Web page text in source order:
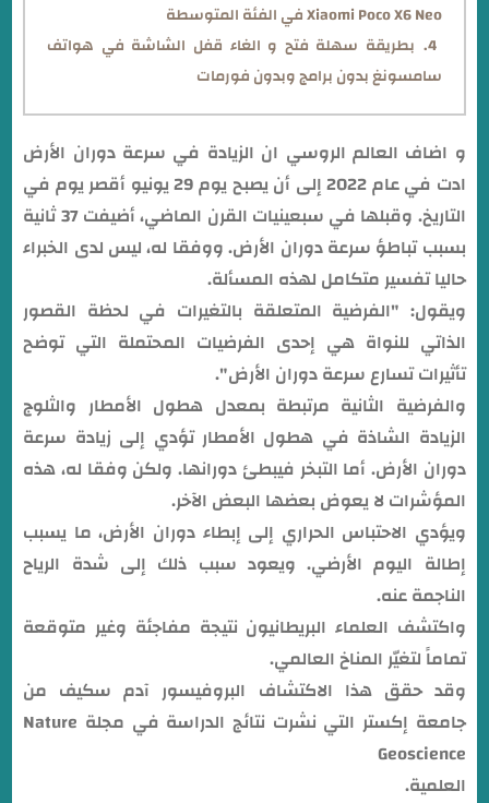
Xiaomi Poco X6 Neo في الفئة المتوسطة
بطريقة سهلة فتح و الغاء قفل الشاشة في هواتف
سامسونغ بدون برامج وبدون فورمات
و اضاف العالم الروسي ان الزيادة في سرعة دوران الأرض
ادت في عام 2022 إلى أن يصبح يوم 29 يونيو أقصر يوم في
التاريخ. وقبلها في سبعينيات القرن الماضي، أضيفت 37 ثانية
بسبب تباطؤ سرعة دوران الأرض. ووفقا له، ليس لدى الخبراء
حاليا تفسير متكامل لهذه المسألة.
ويقول: "الفرضية المتعلقة بالتغيرات في لحظة القصور
الذاتي للنواة هي إحدى الفرضيات المحتملة التي توضح
تأثيرات تسارع سرعة دوران الأرض".
والفرضية الثانية مرتبطة بمعدل هطول الأمطار والثلوج
الزيادة الشاذة في هطول الأمطار تؤدي إلى زيادة سرعة
دوران الأرض. أما التبخر فيبطئ دورانها. ولكن وفقا له، هذه
المؤشرات لا يعوض بعضها البعض الآخر.
ويؤدي الاحتباس الحراري إلى إبطاء دوران الأرض، ما يسبب
إطالة اليوم الأرضي. ويعود سبب ذلك إلى شدة الرياح
الناجمة عنه.
واكتشف العلماء البريطانيون نتيجة مفاجئة وغير متوقعة
تماماً لتغيّر المناخ العالمي.
وقد حقق هذا الاكتشاف البروفيسور آدم سكيف من
جامعة إكستر التي نشرت نتائج الدراسة في مجلة Nature
Geoscience
العلمية.